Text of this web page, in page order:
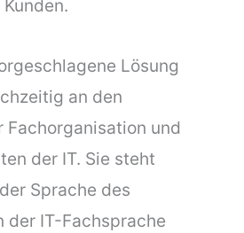
Lösung
an den
Fachorganisation und
der IT. Sie steht
Sprache des
der IT-Fachsprache